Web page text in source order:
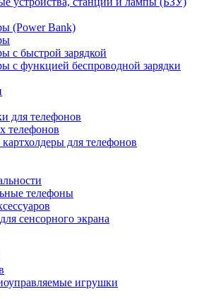
(Power Bank)
с быстрой зарядкой
с функцией беспроводной зарядки
для телефонов
телефонов
для телефонов
телефоны
сенсорного экрана
игрушки